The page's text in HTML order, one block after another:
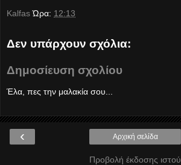
Kalfas Ώρα: 12:13
Δεν υπάρχουν σχόλια:
Δημοσίευση σχολίου
Έλα, πες την μαλακία σου...
‹ Αρχική σελίδα
Προβολή έκδοσης ιστού